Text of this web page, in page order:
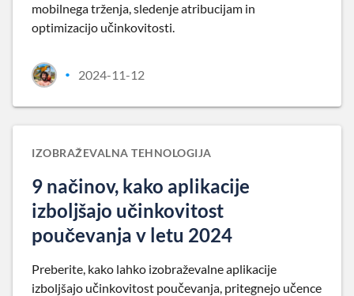
mobilnega trženja, sledenje atribucijam in
optimizacijo učinkovitosti.
• 2024-11-12
IZOBRAŽEVALNA TEHNOLOGIJA
9 načinov, kako aplikacije
izboljšajo učinkovitost
poučevanja v letu 2024
Preberite, kako lahko izobraževalne aplikacije
izboljšajo učinkovitost poučevanja, pritegnejo učence